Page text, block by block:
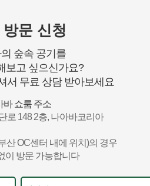
문 신청
숲속 공기를
보고 싶으신가요?
서 무료 상담 받아보세요
바 쇼룸 주소
로 148 2층, 나아바코리아
산 OC센터 내에 위치)의 경우
이 방문 가능합니다